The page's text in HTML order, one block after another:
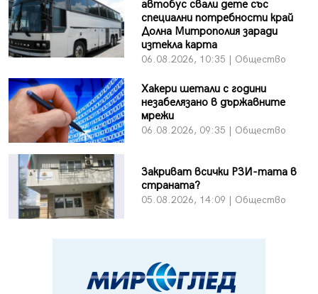
автобус свали дете със
специални потребности край
Долна Митрополия заради
изтекла карта
06.08.2026, 10:35 | Общество
Хакери шетали с години
незабелязано в държавните
мрежи
06.08.2026, 09:35 | Общество
Закриват всички РЗИ-тата в
страната?
05.08.2026, 14:09 | Общество